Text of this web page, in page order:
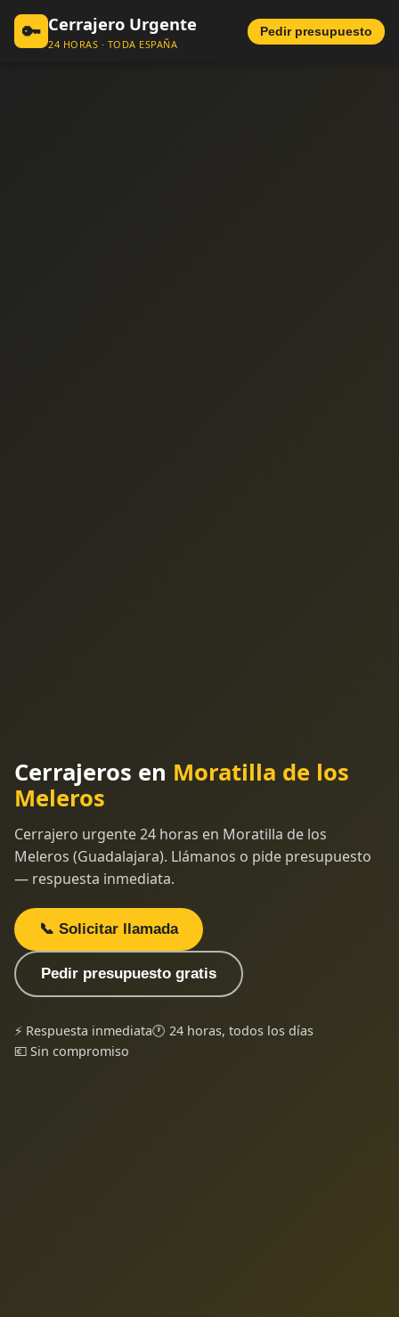
🔑 Cerrajero Urgente
24 HORAS · TODA ESPAÑA
Pedir presupuesto
Cerrajeros en Moratilla de los
Meleros
Cerrajero urgente 24 horas en Moratilla de los
Meleros (Guadalajara). Llámanos o pide presupuesto
— respuesta inmediata.
📞 Solicitar llamada
Pedir presupuesto gratis
⚡ Respuesta inmediata🕐 24 horas, todos los días
💶 Sin compromiso